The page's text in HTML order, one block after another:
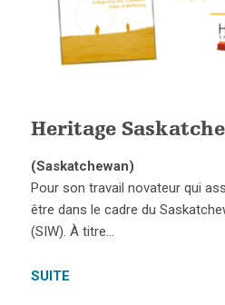
Heritage
(Saskatchewan)
Pour son travail novateur qui
être dans le cadre du
(SIW). À titre…
SUITE